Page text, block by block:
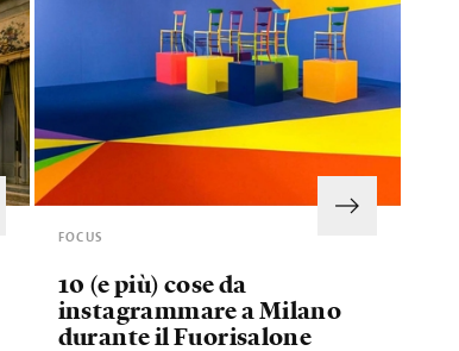
FOCUS
10 (e più) cose da
instagrammare a Milano
durante il Fuorisalone